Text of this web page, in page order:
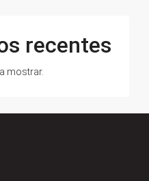
recentes
mostrar.